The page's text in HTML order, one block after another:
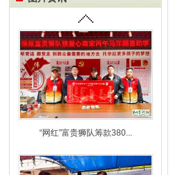
“网红”富贵狮队筹款380...